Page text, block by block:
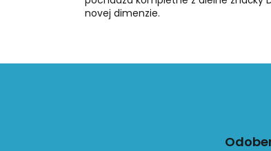
novej dimenzie.